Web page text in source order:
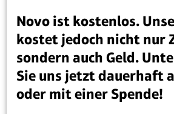
Kurz gesagt: Der
Ursache und Grundlage für die
Staates und den Verfall der
Dienstleistungen und der
des Produktivitätswachstums hat
Novo ist kostenlos.
kostet jedoch nicht nur
sondern auch Geld.
Sie uns jetzt dauerhaft
oder mit einer Spende!